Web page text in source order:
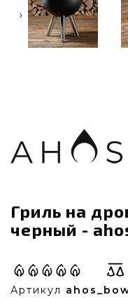
‹
Гриль на
черный -
Артикул